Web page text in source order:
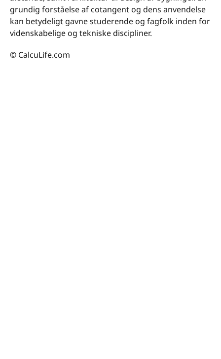
grundig forståelse af cotangent og dens anvendelse
kan betydeligt gavne studerende og fagfolk inden for
videnskabelige og tekniske discipliner.
© CalcuLife.com